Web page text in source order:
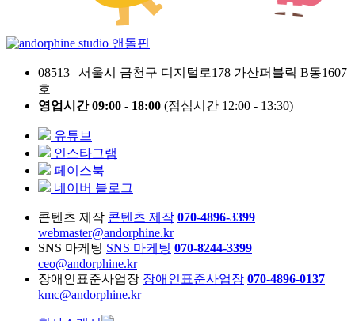
앤돌핀
08513 | 서울시 금천구 디지털로178 가산퍼블릭 B동1607
호
영업시간 09:00 - 18:00 (점심시간 12:00 - 13:30)
유튜브
인스타그램
페이스북
네이버 블로그
콘텐츠 제작 콘텐츠 제작 070-4896-3399
webmaster@andorphine.kr
SNS 마케팅 SNS 마케팅 070-8244-3399
ceo@andorphine.kr
장애인표준사업장 장애인표준사업장 070-4896-0137
kmc@andorphine.kr